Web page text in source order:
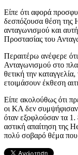
Είπε ότι αφορά
δεσπόζουσα θέση της
ανταγωνισμού και
Προστασίας του
Περαιτέρω ανέφερε
Ανταγωνισμού στο
θετική την
ετοιμάσουν έκθεση
Είπε ακολούθως ότι
οι ΚΑ δεν συμψήφισαν
όταν εξοφλούσαν τα
αστική απαίτηση της
πολύ σοβαρό θέμα που